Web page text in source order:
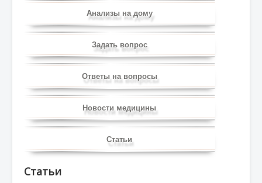
Анализы на дому
Задать вопрос
Ответы на вопросы
Новости медицины
Статьи
Статьи